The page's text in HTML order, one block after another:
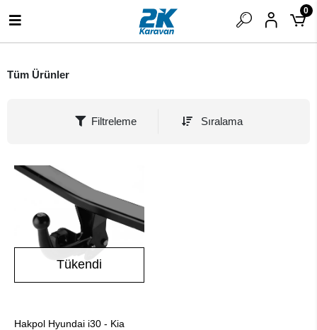
0
Tüm Ürünler
Filtreleme Sıralama
Tükendi
Hakpol Hyundai i30 - Kia